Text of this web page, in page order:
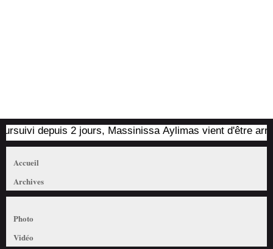
depuis 2 jours, Massinissa Aylimas vient d'être arrêté
Accueil
Archives
Photo
Vidéo